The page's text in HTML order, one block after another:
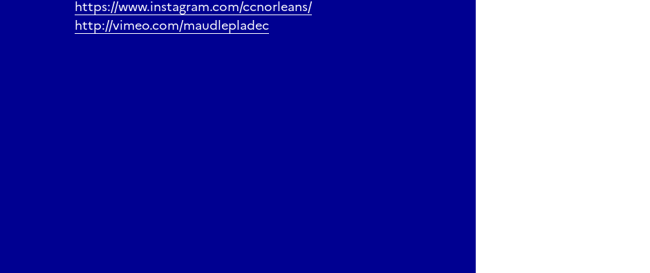
https://www.instagram.com/ccnorleans/
http://vimeo.com/maudlepladec